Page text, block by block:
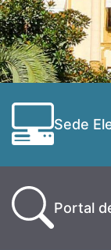
Sede
Portal